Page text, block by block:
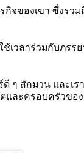
กิจของเขา ซึ่งรว
เวลาร่วมกับภร
สักมวน และเรา
และครอบครัวขอ